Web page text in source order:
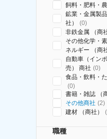
飼料・肥料・
鉱業・金属製
社）
(0)
非鉄金属 （商社
その他化学・
ネルギー （商
自動車（イン
売） 商社 (0)
食品・飲料・
(0)
書籍・雑誌 （
その他商社 (2)
建材 （商社）
(
職種